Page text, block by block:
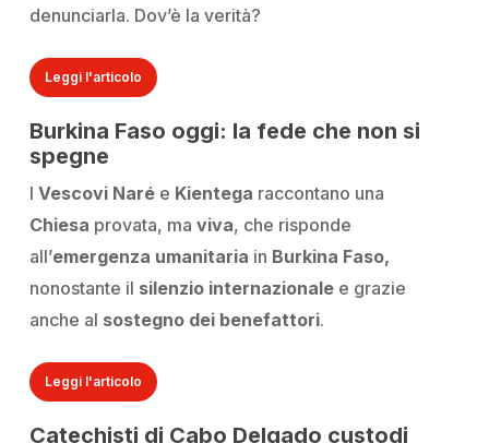
denunciarla. Dov’è la verità?
Leggi l'articolo
Burkina Faso oggi: la fede che non si
spegne
IVescovi Naré e Kientega raccontano una
Chiesa provata, maviva, che risponde
all’emergenza umanitaria in Burkina Faso,
nonostante il silenzio internazionale e grazie
anche al sostegno dei benefattori.
Leggi l'articolo
Catechisti di Cabo Delgado custodi